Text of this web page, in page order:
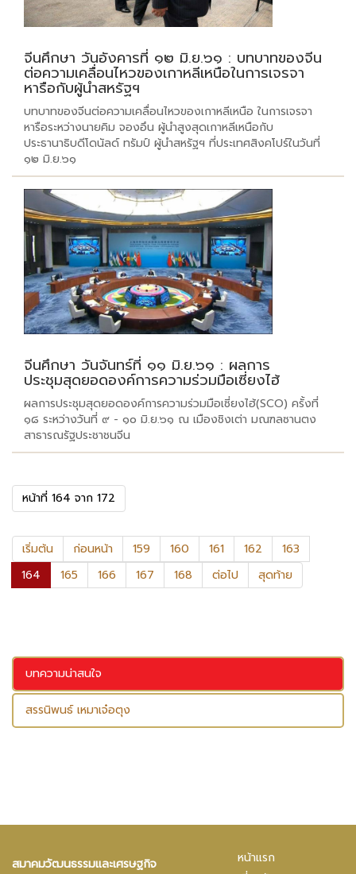
จีนศึกษา วันอังคารที่ ๑๒ มิ.ย.๖๑ : บทบาทของจีน
ต่อความเคลื่อนไหวของเกาหลีเหนือในการเจรจา
หารือกับผู้นำสหรัฐฯ
บทบาทของจีนต่อความเคลื่อนไหวของเกาหลีเหนือ ในการเจรจา
หารือระหว่างนายคิม จองอึน ผู้นำสูงสุดเกาหลีเหนือกับ
ประธานาธิบดีโดนัลด์ ทรัมป์ ผู้นำสหรัฐฯ ที่ประเทศสิงคโปร์ในวันที่
๑๒ มิ.ย.๖๑
จีนศึกษา วันจันทร์ที่ ๑๑ มิ.ย.๖๑ : ผลการ
ประชุมสุดยอดองค์การความร่วมมือเซี่ยงไฮ้
ผลการประชุมสุดยอดองค์การความร่วมมือเซี่ยงไฮ้(SCO) ครั้งที่
๑๘ ระหว่างวันที่ ๙ - ๑๐ มิ.ย.๖๑ ณ เมืองชิงเต่า มณฑลซานตง
สาธารณรัฐประชาชนจีน
หน้าที่ 164 จาก 172
เริ่มต้น ก่อนหน้า 159 160 161 162
163
164
165 166 167 168 ต่อไป สุดท้าย
บทความน่าสนใจ
สรรนิพนธ์ เหมาเจ๋อตุง
สมาคมวัฒนธรรมและเศรษฐกิจ
หน้าแรก